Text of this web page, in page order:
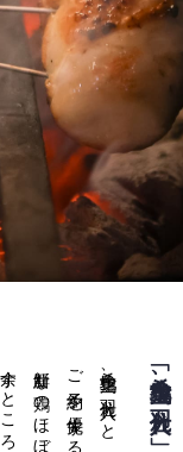
「希少地鶏、一羽仕入れ」
希少地鶏、一羽仕入れと